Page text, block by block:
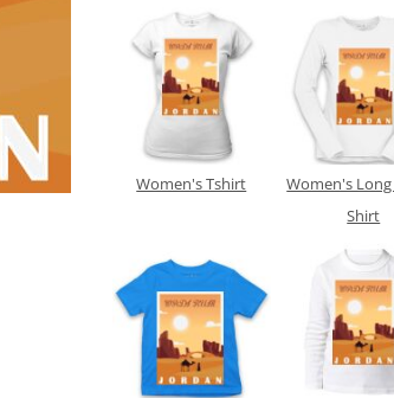
Women's Tshirt
Women's Long
Shirt